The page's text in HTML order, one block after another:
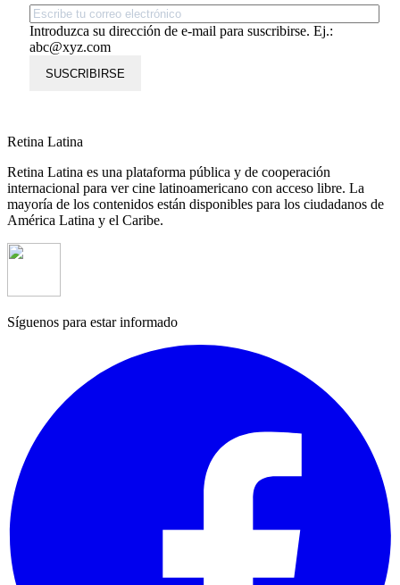
Introduzca su dirección de e-mail para suscribirse. Ej.:
abc@xyz.com
SUSCRIBIRSE
Retina Latina
Retina Latina es una plataforma pública y de cooperación
internacional para ver cine latinoamericano con acceso libre. La
mayoría de los contenidos están disponibles para los ciudadanos de
América Latina y el Caribe.
Síguenos para estar informado